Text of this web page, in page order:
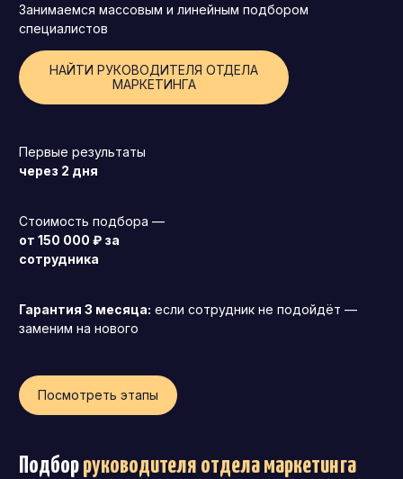
Коммерческий директор
Директор по маркетингу (CMO)
Операционный директор (COO)
Директор по персоналу (HR-директор)
Финансовый директор (CFO)
Мировой HR
Франшиза
Занимаемся массовым и линейным подбором
специалистов
НАЙТИ РУКОВОДИТЕЛЯ ОТДЕЛА
МАРКЕТИНГА
Первые результаты
через 2 дня
Стоимость подбора —
от 150 000 ₽ за
сотрудника
Гарантия 3 месяца: если сотрудник не подойдёт —
заменим на нового
Посмотреть этапы
Подборруководителя отдела маркетинга